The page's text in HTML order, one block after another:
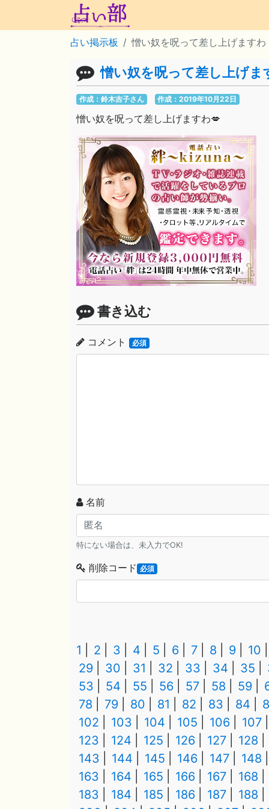
占い掲示板 憎い奴を呪って差し上げますわ
憎い奴を呪って差し上げま
作成：鈴木吉子さん 作成：2019年10月22日
憎い奴を呪って差し上げますわ💋
書き込む
コメント 必須
名前
特にない場合は、未入力でOK!
削除コード 必須
1 2 3 4 5 6 7 8 9
10
29
30 31 32 33 34 35
53
54 55 56 57 58 59
78
79 80 81 82 83 84
102
103 104 105 106
107
123
124 125 126 127
128
143
144 145 146 147
148
163
164 165 166 167
168
183
184 185 186 187
188